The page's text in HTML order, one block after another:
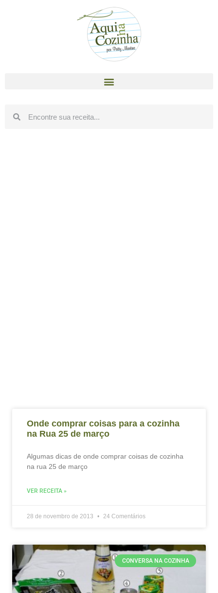
Onde comprar coisas para a cozinha
na Rua 25 de março
Algumas dicas de onde comprar coisas de cozinha
na rua 25 de março
VER RECEITA »
28 de novembro de 2013 24 Comentários
CONVERSA NA COZINHA